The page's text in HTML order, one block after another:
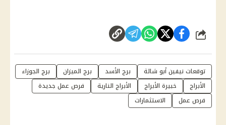
شارك
توقعات نيفين أبو شالة برج الأسد برج الميزان
برج الجوزاء
الأبراج
خبيرة الأبراج الأبراج النارية
فرص عمل جديدة
فرص عمل
الاستثمارات